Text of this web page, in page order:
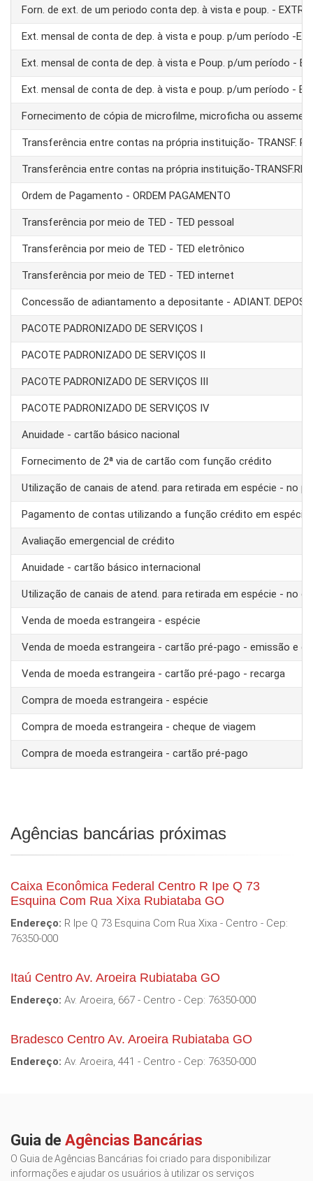
Forn. de ext. de um periodo conta dep. à vista e poup. -
Ext. mensal de conta de dep. à vista e poup. p/um período -
Ext. mensal de conta de dep. à vista e Poup. p/um período -
Ext. mensal de conta de dep. à vista e poup. p/um período -
Fornecimento de cópia de microfilme, microficha ou
Transferência entre contas na própria instituição- TRANSF.
Transferência entre contas na própria instituição-
Ordem de Pagamento - ORDEM PAGAMENTO
Transferência por meio de TED - TED pessoal
Transferência por meio de TED - TED eletrônico
Transferência por meio de TED - TED internet
Concessão de adiantamento a depositante - ADIANT.
PACOTE PADRONIZADO DE SERVIÇOS I
PACOTE PADRONIZADO DE SERVIÇOS II
PACOTE PADRONIZADO DE SERVIÇOS III
PACOTE PADRONIZADO DE SERVIÇOS IV
Anuidade - cartão básico nacional
Fornecimento de 2ª via de cartão com função crédito
Utilização de canais de atend. para retirada em espécie - no
Pagamento de contas utilizando a função crédito em espécie
Avaliação emergencial de crédito
Anuidade - cartão básico internacional
Utilização de canais de atend. para retirada em espécie - no
Venda de moeda estrangeira - espécie
Venda de moeda estrangeira - cartão pré-pago - emissão e
Venda de moeda estrangeira - cartão pré-pago - recarga
Compra de moeda estrangeira - espécie
Compra de moeda estrangeira - cheque de viagem
Compra de moeda estrangeira - cartão pré-pago
Agências bancárias próximas
Caixa Econômica Federal Centro R Ipe Q 73
Esquina Com Rua Xixa Rubiataba GO
Endereço: R Ipe Q 73 Esquina Com Rua Xixa - Centro - Cep:
76350-000
Itaú Centro Av. Aroeira Rubiataba GO
Endereço: Av. Aroeira, 667 - Centro - Cep: 76350-000
Bradesco Centro Av. Aroeira Rubiataba GO
Endereço: Av. Aroeira, 441 - Centro - Cep: 76350-000
Guia de Agências Bancárias
O Guia de Agências Bancárias foi criado para disponibilizar
informações e ajudar os usuários à utilizar os serviços